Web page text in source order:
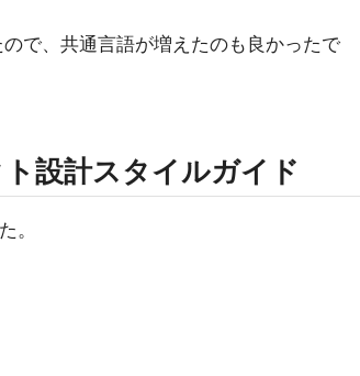
で、共通言語が増えたのも良かったで
設計スタイルガイド
。